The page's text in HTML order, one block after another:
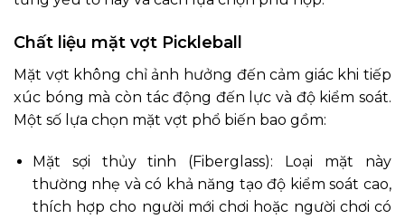
Chất liệu mặt vợt Pickleball
Mặt vợt không chỉ ảnh hưởng đến cảm giác khi tiếp
xúc bóng mà còn tác động đến lực và độ kiểm soát.
Một số lựa chọn mặt vợt phổ biến bao gồm:
Mặt sợi thủy tinh (Fiberglass): Loại mặt này
thường nhẹ và có khả năng tạo độ kiểm soát cao,
thích hợp cho người mới chơi hoặc người chơi có